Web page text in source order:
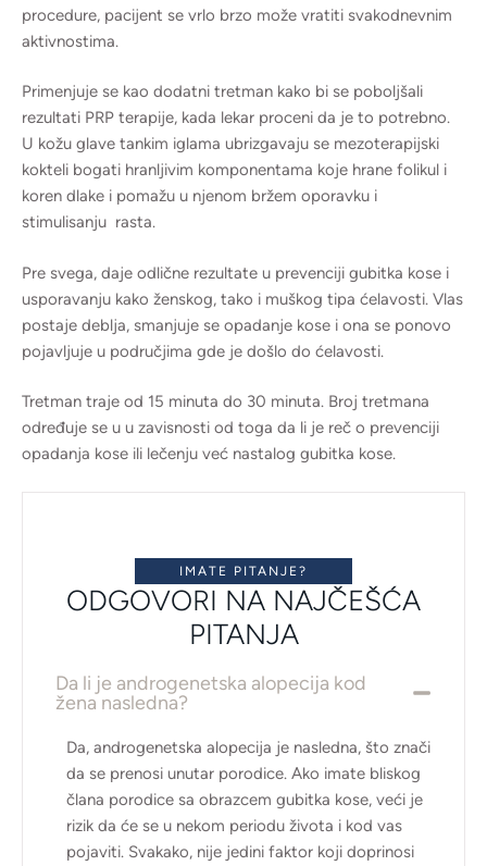
procedure, pacijent se vrlo brzo može vratiti svakodnevnim
aktivnostima.
Primenjuje se kao dodatni tretman kako bi se poboljšali
rezultati PRP terapije, kada lekar proceni da je to potrebno.
U kožu glave tankim iglama ubrizgavaju se mezoterapijski
kokteli bogati hranljivim komponentama koje hrane folikul i
koren dlake i pomažu u njenom bržem oporavku i
stimulisanju rasta.
Pre svega, daje odlične rezultate u prevenciji gubitka kose i
usporavanju kako ženskog, tako i muškog tipa ćelavosti. Vlas
postaje deblja, smanjuje se opadanje kose i ona se ponovo
pojavljuje u područjima gde je došlo do ćelavosti.
Tretman traje od 15 minuta do 30 minuta. Broj tretmana
određuje se u u zavisnosti od toga da li je reč o prevenciji
opadanja kose ili lečenju već nastalog gubitka kose.
IMATE PITANJE?
ODGOVORI NA NAJČEŠĆA
PITANJA
Da li je androgenetska alopecija kod
žena nasledna?
Da, androgenetska alopecija je nasledna, što znači
da se prenosi unutar porodice. Ako imate bliskog
člana porodice sa obrazcem gubitka kose, veći je
rizik da će se u nekom periodu života i kod vas
pojaviti. Svakako, nije jedini faktor koji doprinosi